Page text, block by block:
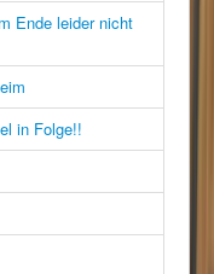
Ende leider nicht
in Folge!!